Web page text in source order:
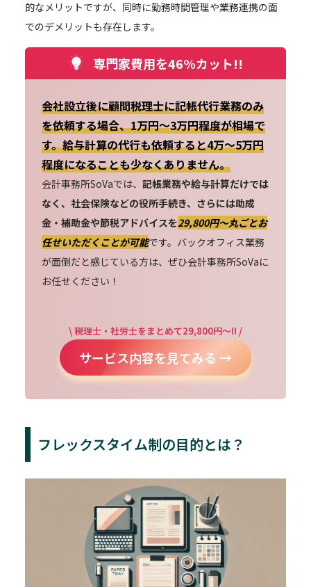
的なメリットですが、同時に勤務時間管理や業務連携の面
でのデメリットも存在します。
専門家費用を46%カット!!
会社設立後に顧問税理士に記帳代行業務のみ
を依頼する場合、1万円～3万円程度が相場で
す。給与計算の代行も依頼すると4万～5万円
程度になることも少なくありません。
会計事務所SoVaでは、 記帳業務や給与計算だけでは
なく、社会保険などの役所手続き、さらには助成
金・補助金や節税アドバイスを29,800円〜丸ごとお
任せいただくことが可能です。バックオフィス業務
が面倒だと感じている方は、ぜひ会計事務所SoVaに
お任せください！
\ 税理士・社労士をまとめて29,800円～!! /
サービス内容を見てみる →
フレックスタイム制の目的とは？